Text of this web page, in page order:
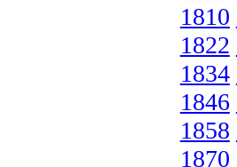
1810
1822
1834
1846
1858
1870